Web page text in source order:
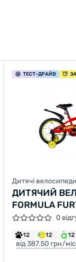
ТЕСТ-ДРАЙВ
Дитячі
ДИТЯЧИЙ
FORMULA
0
12 12 12
від 387.50 грн/міс